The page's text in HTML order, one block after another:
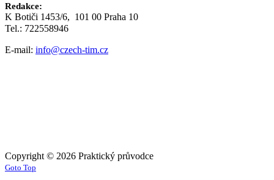
Redakce:
K Botiči 1453/6, 101 00 Praha 10
Tel.: 722558946
E-mail: info@czech-tim.cz
Copyright © 2026 Praktický průvodce
Goto Top